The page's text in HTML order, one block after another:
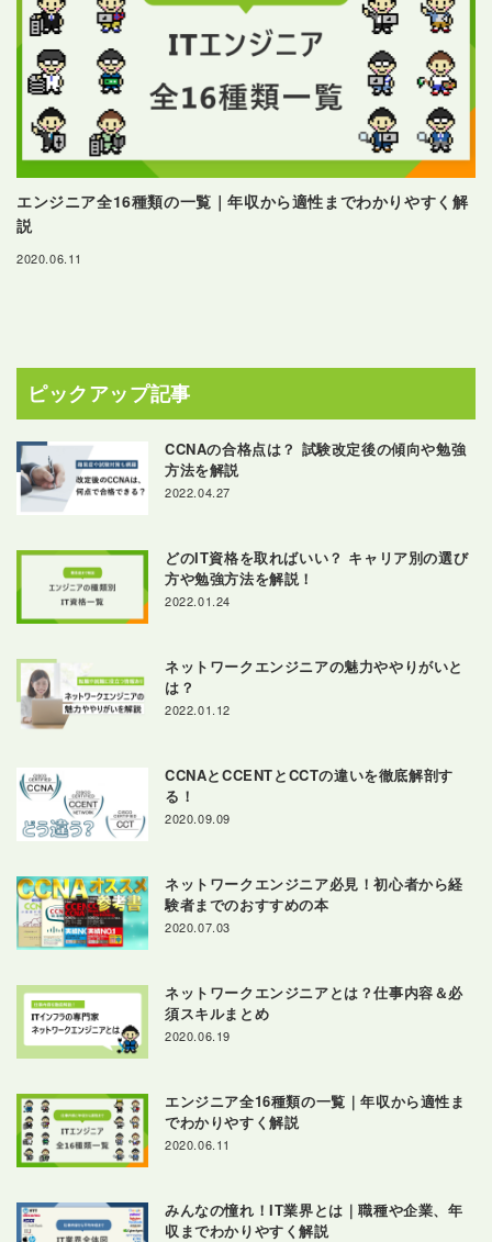
エンジニア全16種類の一覧｜年収から適性までわかりやすく解
説
2020.06.11
ピックアップ記事
CCNAの合格点は？ 試験改定後の傾向や勉強
方法を解説
2022.04.27
どのIT資格を取ればいい？ キャリア別の選び
方や勉強方法を解説！
2022.01.24
ネットワークエンジニアの魅力ややりがいと
は？
2022.01.12
CCNAとCCENTとCCTの違いを徹底解剖す
る！
2020.09.09
ネットワークエンジニア必見！初心者から経
験者までのおすすめの本
2020.07.03
ネットワークエンジニアとは？仕事内容＆必
須スキルまとめ
2020.06.19
エンジニア全16種類の一覧｜年収から適性ま
でわかりやすく解説
2020.06.11
みんなの憧れ！IT業界とは｜職種や企業、年
収までわかりやすく解説